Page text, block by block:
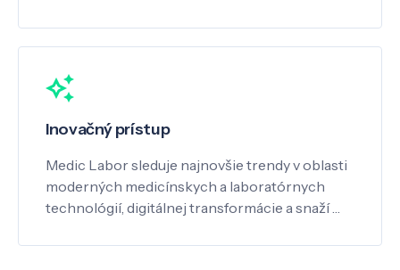
Inovačný prístup
Medic Labor sleduje najnovšie trendy v oblasti
moderných medicínskych a laboratórnych
technológií, digitálnej transformácie a snaží …